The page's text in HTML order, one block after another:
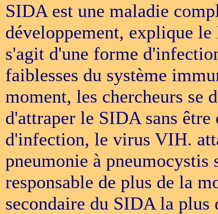
SIDA est une maladie
développement, explique
s'agit d'une forme
faiblesses du système
moment, les chercheurs se
d'attraper le SIDA sans être
d'infection, le virus VIH.
pneumonie à
responsable de plus de la
secondaire du SIDA la plus